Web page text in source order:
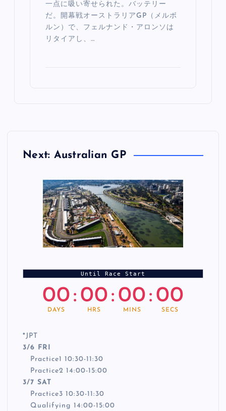
一点に吸い寄せられた。バッテリー
だ。開幕戦オーストラリアGP（メルボ
ルン）で、フェルナンド・アロンソは
リタイアし、…
Next: Australian GP
Until Race Start
00
DAYS
: 00
HRS
: 00
MINS
: 00
SECS
* JPT
3/6 FRI
Practice1 10:30-11:30
Practice2 14:00-15:00
3/7 SAT
Practice3 10:30-11:30
Qualifying 14:00-15:00